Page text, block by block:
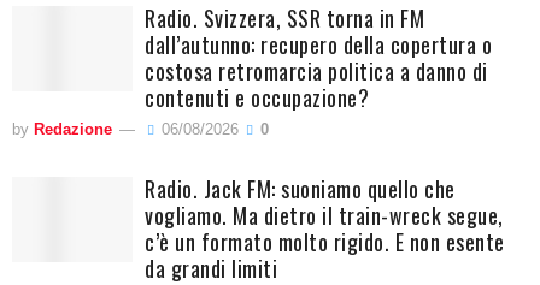
Radio. Svizzera, SSR torna in FM
dall’autunno: recupero della copertura o
costosa retromarcia politica a danno di
contenuti e occupazione?
by Redazione 06/08/2026 0
Radio. Jack FM: suoniamo quello che
vogliamo. Ma dietro il train-wreck segue,
c’è un formato molto rigido. E non esente
da grandi limiti